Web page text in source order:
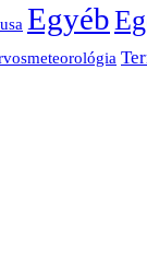
Egyéb